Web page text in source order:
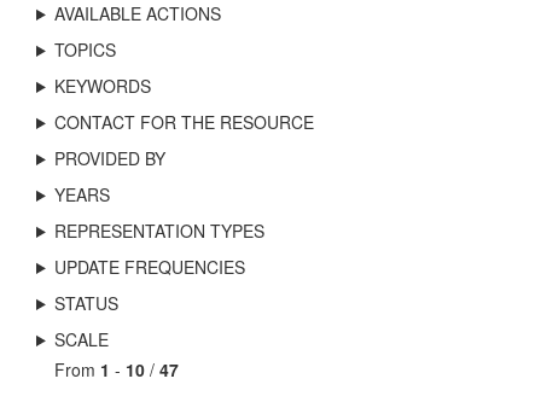
AVAILABLE ACTIONS
TOPICS
KEYWORDS
CONTACT FOR THE RESOURCE
PROVIDED BY
YEARS
REPRESENTATION TYPES
UPDATE FREQUENCIES
STATUS
SCALE
From 1 - 10 / 47